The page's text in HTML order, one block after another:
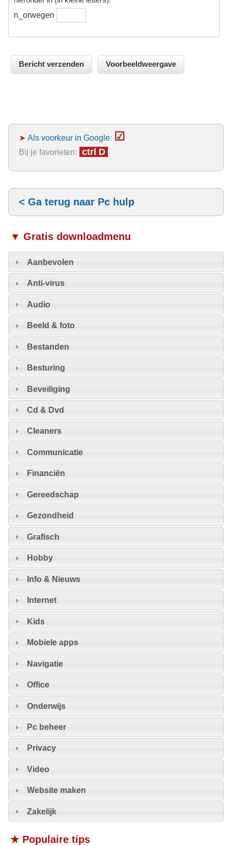
n_orwegen
➤ Als voorkeur in Google: ☑
Bij je favorieten: ctrl D
< Ga terug naar Pc hulp
▼ Gratis downloadmenu
Aanbevolen
Anti-virus
Audio
Beeld & foto
Bestanden
Besturing
Beveiliging
Cd & Dvd
Cleaners
Communicatie
Financiën
Gereedschap
Gezondheid
Grafisch
Hobby
Info & Nieuws
Internet
Kids
Mobiele apps
Navigatie
Office
Onderwijs
Pc beheer
Privacy
Video
Website maken
Zakelijk
★ Populaire tips